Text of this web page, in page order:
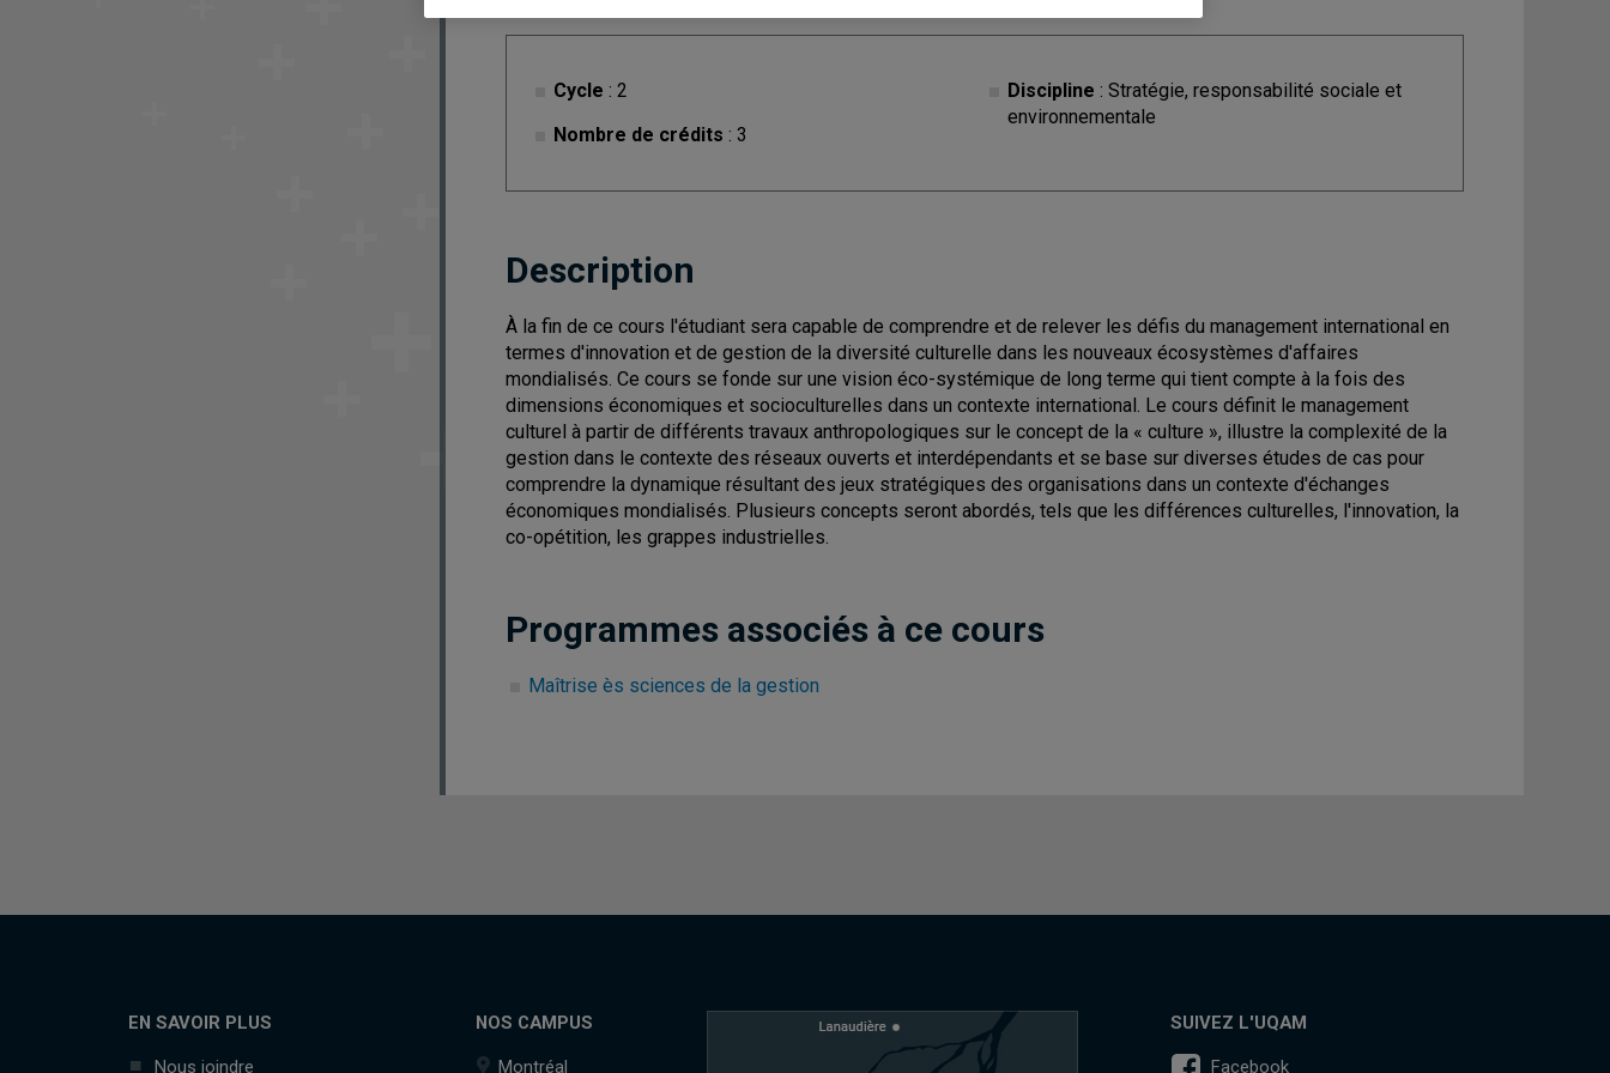
Cycle : 2
Nombre de crédits : 3
Discipline : Stratégie, responsabilité sociale et
environnementale
Description
À la fin de ce cours l'étudiant sera capable de comprendre et de relever les défis du management international en
termes d'innovation et de gestion de la diversité culturelle dans les nouveaux écosystèmes d'affaires
mondialisés. Ce cours se fonde sur une vision éco-systémique de long terme qui tient compte à la fois des
dimensions économiques et socioculturelles dans un contexte international. Le cours définit le management
culturel à partir de différents travaux anthropologiques sur le concept de la « culture », illustre la complexité de la
gestion dans le contexte des réseaux ouverts et interdépendants et se base sur diverses études de cas pour
comprendre la dynamique résultant des jeux stratégiques des organisations dans un contexte d'échanges
économiques mondialisés. Plusieurs concepts seront abordés, tels que les différences culturelles, l'innovation, la
co-opétition, les grappes industrielles.
Programmes associés à ce cours
Maîtrise ès sciences de la gestion
EN SAVOIR PLUS
Nous joindre
NOS CAMPUS
Montréal
SUIVEZ L'UQAM
Facebook